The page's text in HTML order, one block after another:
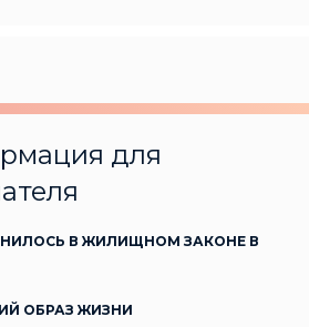
для
В ЖИЛИЩНОМ ЗАКОНЕ В
ОБРАЗ ЖИЗНИ